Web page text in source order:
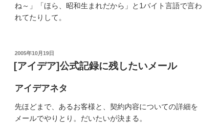
ね～」「ほら、昭和生まれだから」と1バイト言語で言わ
れてたりして。
投
稿
日:
2005年10月19日
[アイデア]公式記録に残したいメール
アイデアネタ
先ほどまで、あるお客様と、契約内容についての詳細を
メールでやりとり。だいたいが決まる。